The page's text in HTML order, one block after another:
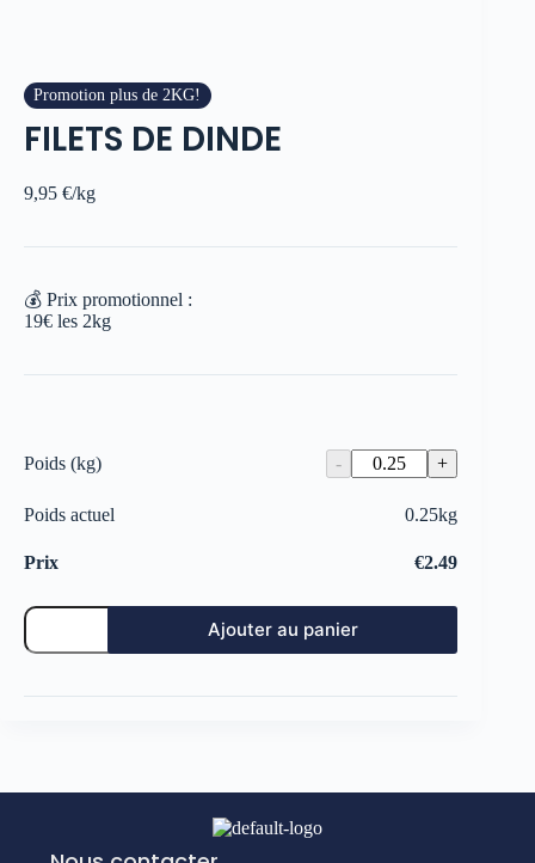
Promotion plus de 2KG!
FILETS DE DINDE
9,95 €/kg
💰 Prix promotionnel :
19€ les 2kg
Poids (kg)
Poids actuel 0.25kg
Prix €2.49
Ajouter au panier